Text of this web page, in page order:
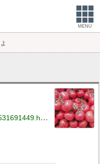
MENU
https://ameblo.jp/kaori-0906/entry-12531691449.html